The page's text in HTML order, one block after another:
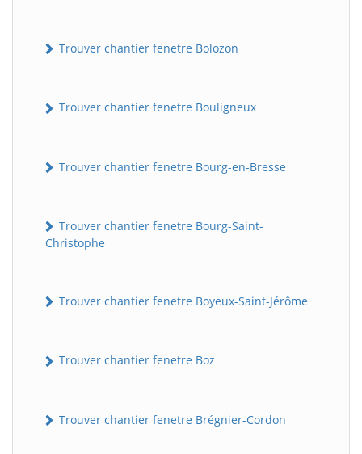
Trouver chantier fenetre Bolozon
Trouver chantier fenetre Bouligneux
Trouver chantier fenetre Bourg-en-Bresse
Trouver chantier fenetre Bourg-Saint-
Christophe
Trouver chantier fenetre Boyeux-Saint-Jérôme
Trouver chantier fenetre Boz
Trouver chantier fenetre Brégnier-Cordon